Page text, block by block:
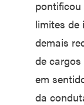
limites de
demais
de
em
da